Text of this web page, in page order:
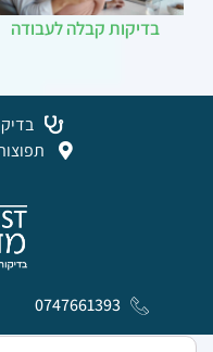
בדיקות קבלה לעבודה
תפוצות
0747661393